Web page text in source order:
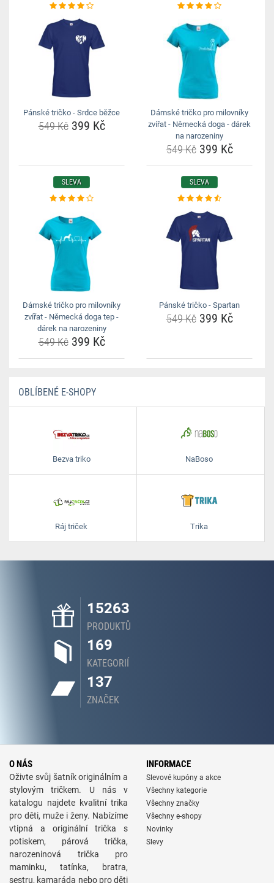
Pánské tričko - Srdce běžce
549 Kč399 Kč
Dámské tričko pro milovníky
zvířat - Německá doga - dárek
na narozeniny
549 Kč399 Kč
SLEVA
Dámské tričko pro milovníky
zvířat - Německá doga tep -
dárek na narozeniny
549 Kč399 Kč
SLEVA
Pánské tričko - Spartan
549 Kč399 Kč
OBLÍBENÉ E-SHOPY
Bezva triko NaBoso
Ráj triček Trika
15263
PRODUKTŮ
169
KATEGORIÍ
137
ZNAČEK
O NÁS
Oživte svůj šatník originálním a
stylovým tričkem. U nás v
katalogu najdete kvalitní trika
pro děti, muže i ženy. Nabízíme
vtipná a originální trička s
potiskem, párová trička,
narozeninová trička pro
maminku, tatínka, bratra,
sestru, kamaráda nebo pro děti
INFORMACE
Slevové kupóny a akce
Všechny kategorie
Všechny značky
Všechny e-shopy
Novinky
Slevy